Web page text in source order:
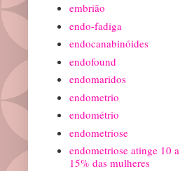
embrião
endo-fadiga
endocanabinóides
endofound
endomaridos
endometrio
endométrio
endometriose
endometriose atinge 10 a
15% das mulheres